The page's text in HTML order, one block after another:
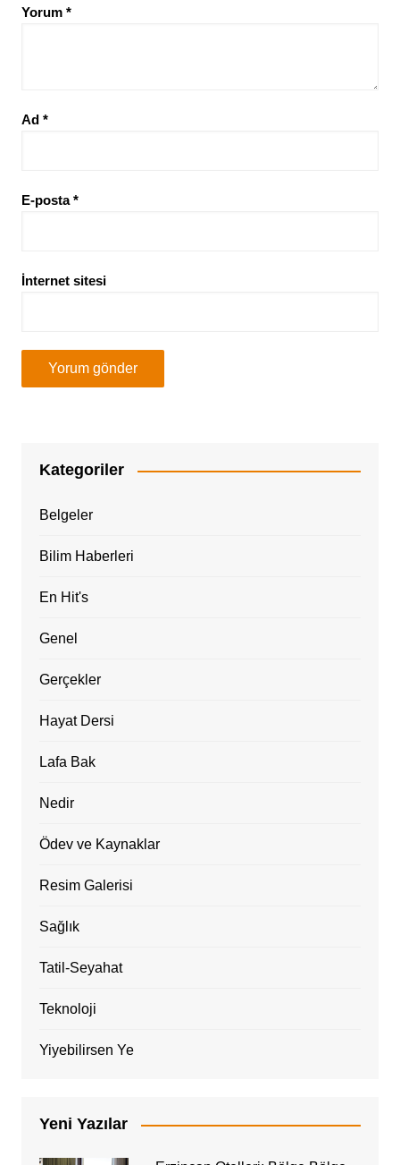
Yorum *
Ad *
E-posta*
İnternet sitesi
Kategoriler
Belgeler
Bilim Haberleri
En Hit's
Genel
Gerçekler
Hayat Dersi
Lafa Bak
Nedir
Ödev ve Kaynaklar
Resim Galerisi
Sağlık
Tatil-Seyahat
Teknoloji
Yiyebilirsen Ye
Yeni Yazılar